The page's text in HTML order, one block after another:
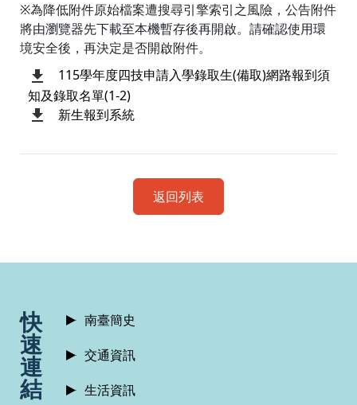
※為降低附件原始檔案遭搜尋引擎索引之風險，公告附件
將由瀏覽器先下載至本機暫存後再開啟。請確認使用環
境安全後，再決定是否開啟附件。
115學年度四技申請入學錄取生(備取)網路報到須
知及錄取名單(1-2)
新生報到系統
返回列表
:::
快
速
連
結
南臺簡史
交通資訊
生活資訊